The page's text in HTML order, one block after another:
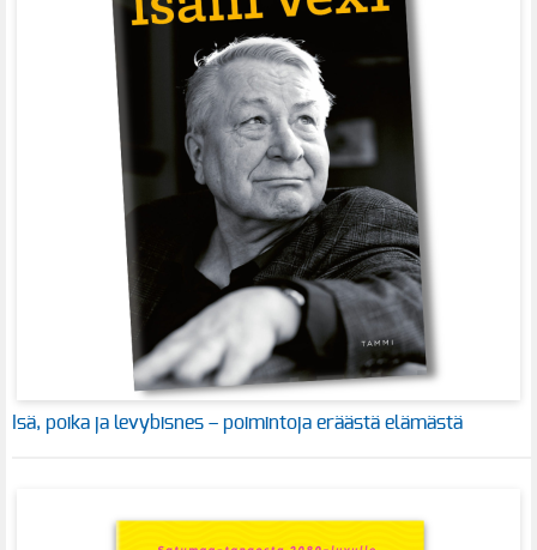
Isä, poika ja levybisnes – poimintoja eräästä elämästä